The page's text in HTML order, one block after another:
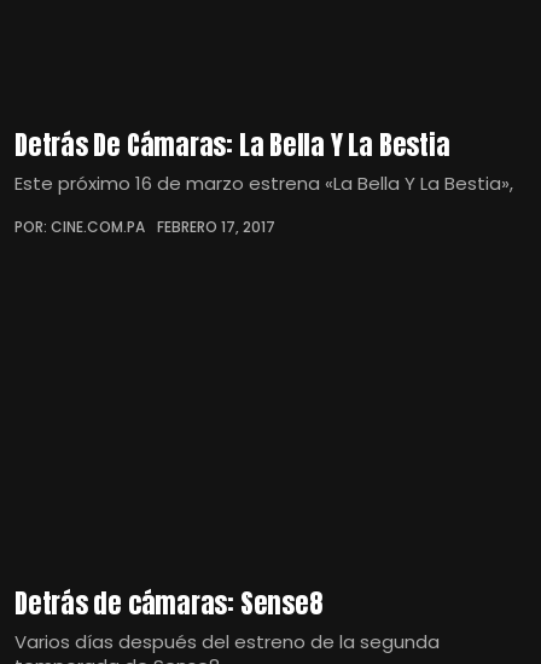
Detrás De Cámaras: La Bella Y La Bestia
Este próximo 16 de marzo estrena «La Bella Y La Bestia»,
POR: CINE.COM.PA FEBRERO 17, 2017
Detrás de cámaras: Sense8
Varios días después del estreno de la segunda